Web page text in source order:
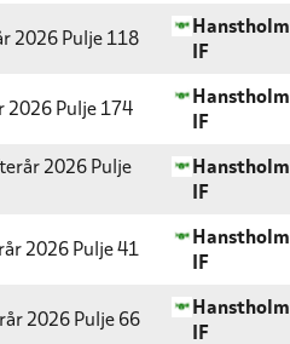
2026 Pulje 118
Hanstholm
IF
2026 Pulje 174
Hanstholm
IF
2026 Pulje
Hanstholm
IF
2026 Pulje 41
Hanstholm
IF
2026 Pulje 66
Hanstholm
IF